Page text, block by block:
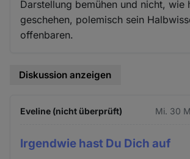
Darstellung bemühen und nicht, wie
geschehen, polemisch sein
offenbaren.
Diskussion anzeigen
Eveline (nicht überprüft) Mi. 30
Irgendwie hast Du Dich auf